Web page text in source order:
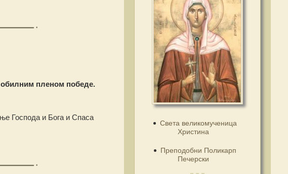
обилним пленом победе.
Господа и Бога и Спаса
Света великомученица
Христина
Преподобни Поликарп
Печерски